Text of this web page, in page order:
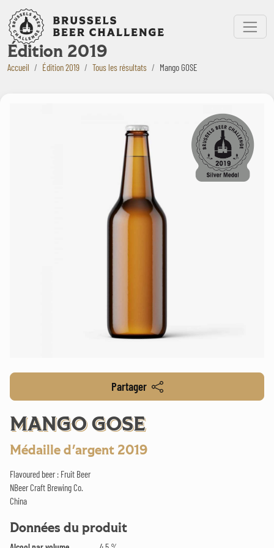
Bruxelles Beer Challenge
Menu
Édition 2019
Accueil Édition 2019 Tous les résultats Mango GOSE
Partager
MANGO GOSE
Médaille d'argent 2019
Flavoured beer : Fruit Beer
NBeer Craft Brewing Co.
China
Données du produit